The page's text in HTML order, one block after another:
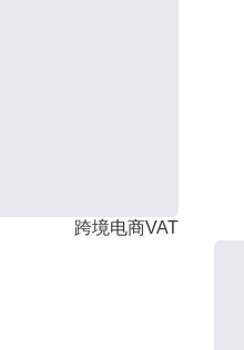
跨境电商VAT